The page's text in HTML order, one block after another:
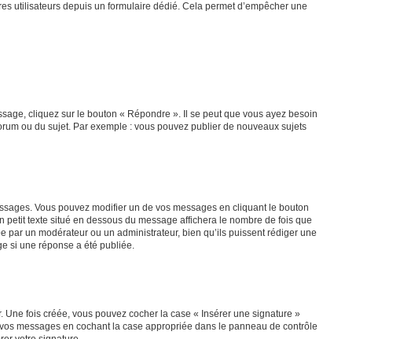
utilisateurs depuis un formulaire dédié. Cela permet d’empêcher une
cliquez sur le bouton « Répondre ». Il se peut que vous ayez besoin
ou du sujet. Par exemple : vous pouvez publier de nouveaux sujets
Vous pouvez modifier un de vos messages en cliquant le bouton
texte situé en dessous du message affichera le nombre de fois que
par un modérateur ou un administrateur, bien qu’ils puissent rédiger une
si une réponse a été publiée.
fois créée, vous pouvez cocher la case « Insérer une signature »
messages en cochant la case appropriée dans le panneau de contrôle